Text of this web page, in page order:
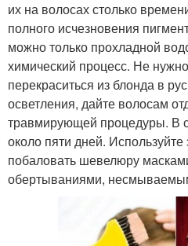
их на волосах столько
полного исчезновения
можно только прохладной
химический процесс. Не
перекраситься из блонда в
осветления, дайте волосам
травмирующей процедуры. В
около пяти дней.
побаловать шевелюру
обертываниями,